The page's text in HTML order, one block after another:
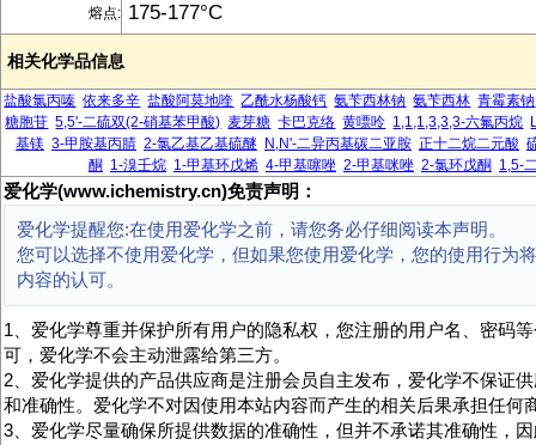
熔点: 175-177°C
相关化学品信息
盐酸氯丙嗪 依来多辛 盐酸阿莫地喹 乙酰水杨酸钙 氨苄西林钠 氨苄西林 青霉素钠
糖胞苷 5,5'-二硫双(2-硝基苯甲酸) 麦芽糖 卡巴克络 黄嘌呤 1,1,1,3,3,3-六氟丙烷
基镁 3-甲胺基丙腈 2-氯乙基乙基硫醚 N,N'-二异丙基碳二亚胺 正十二烷二元酸
酮 1-溴壬烷 1-甲基环戊烯 4-甲基噻唑 2-甲基咪唑 2-氯环戊酮 1,5-
爱化学(www.ichemistry.cn)免责声明：
爱化学提醒您:在使用爱化学之前，请您务必仔细阅读本声明。
您可以选择不使用爱化学，但如果您使用爱化学，您的使用行为
内容的认可。
1、爱化学尊重并保护所有用户的隐私权，您注册的用户名、密码
可，爱化学不会主动泄露给第三方。
2、爱化学提供的产品供应商是注册会员自主发布，爱化学不保证
和准确性。爱化学不对因使用本站内容而产生的相关后果承担任何
3、爱化学尽量确保所提供数据的准确性，但并不承诺其准确性，